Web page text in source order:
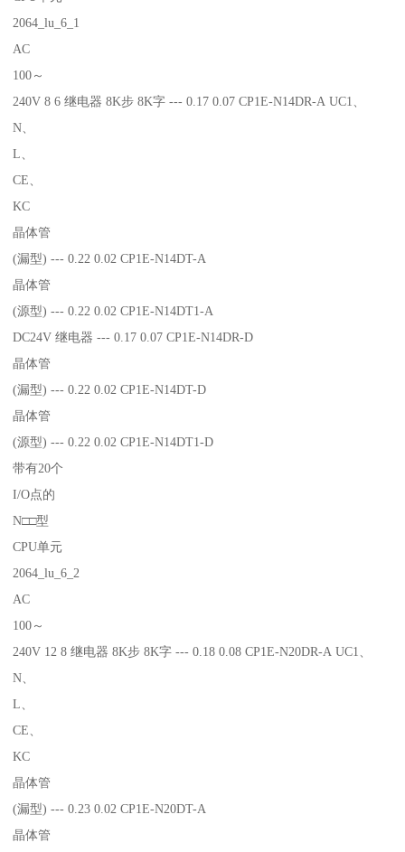
2064_lu_6_1
AC
100～
240V 8 6 继电器 8K步 8K字 --- 0.17 0.07 CP1E-N14DR-A UC1、
N、
L、
CE、
KC
晶体管
(漏型) --- 0.22 0.02 CP1E-N14DT-A
晶体管
(源型) --- 0.22 0.02 CP1E-N14DT1-A
DC24V 继电器 --- 0.17 0.07 CP1E-N14DR-D
晶体管
(漏型) --- 0.22 0.02 CP1E-N14DT-D
晶体管
(源型) --- 0.22 0.02 CP1E-N14DT1-D
带有20个
I/O点的
N□□型
CPU单元
2064_lu_6_2
AC
100～
240V 12 8 继电器 8K步 8K字 --- 0.18 0.08 CP1E-N20DR-A UC1、
N、
L、
CE、
KC
晶体管
(漏型) --- 0.23 0.02 CP1E-N20DT-A
晶体管